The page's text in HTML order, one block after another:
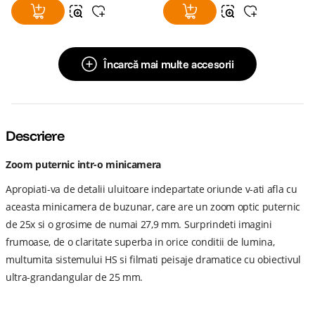
Încarcă mai multe accesorii
Descriere
Zoom puternic intr-o minicamera
Apropiati-va de detalii uluitoare indepartate oriunde v-ati afla cu
aceasta minicamera de buzunar, care are un zoom optic puternic
de 25x si o grosime de numai 27,9 mm. Surprindeti imagini
frumoase, de o claritate superba in orice conditii de lumina,
multumita sistemului HS si filmati peisaje dramatice cu obiectivul
ultra-grandangular de 25 mm.